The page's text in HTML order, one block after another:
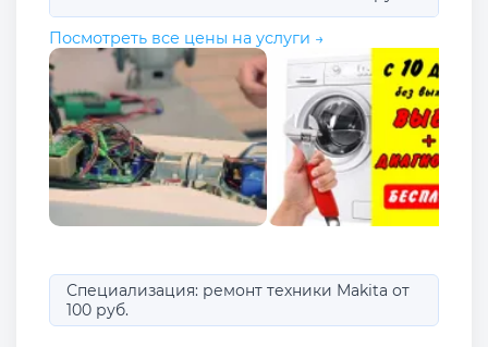
Посмотреть все цены на услуги →
Специализация: ремонт техники Makita от
100 руб.